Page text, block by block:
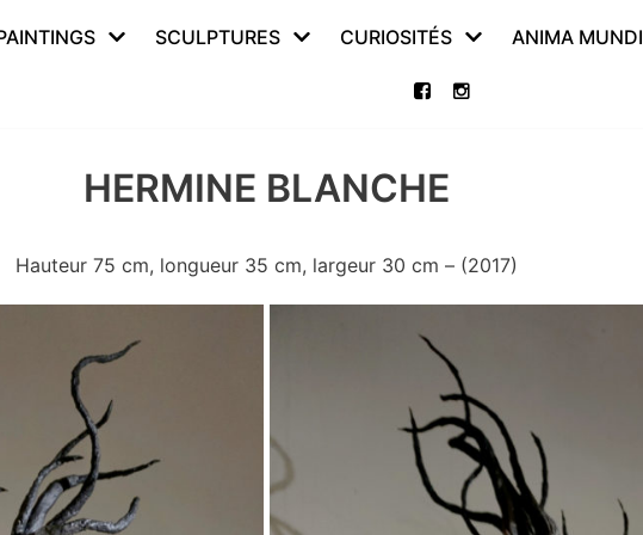
SCULPTURES CURIOSITÉS ANIMA MUNDI
HERMINE BLANCHE
Hauteur 75 cm, longueur 35 cm, largeur 30 cm – (2017)